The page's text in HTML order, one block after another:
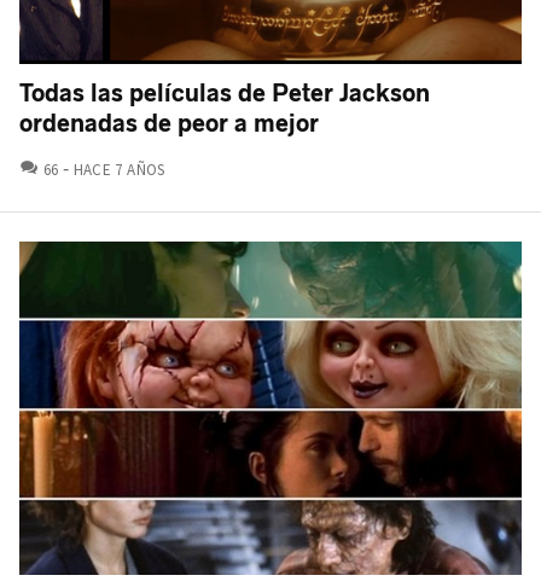
Todas las películas de Peter Jackson
ordenadas de peor a mejor
66 COMENTARIOS
HACE 7 AÑOS